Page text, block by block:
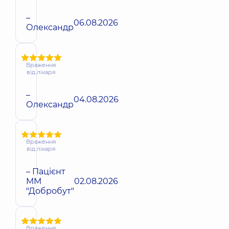
–
Олександр06.08.2026
Враження
від лікаря
–
Олександр04.08.2026
Враження
від лікаря
– Пацієнт
ММ
"Добробут"
02.08.2026